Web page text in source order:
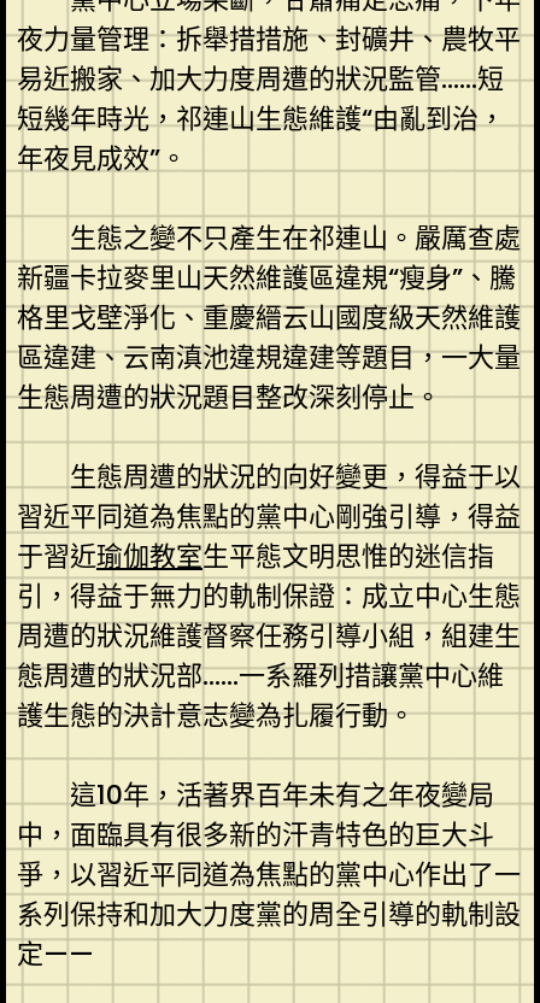
夜力量管理：拆舉措措施、封礦井、農牧平
易近搬家、加大力度周遭的狀況監管……短
短幾年時光，祁連山生態維護“由亂到治，
年夜見成效”。
生態之變不只產生在祁連山。嚴厲查處
新疆卡拉麥里山天然維護區違規“瘦身”、騰
格里戈壁淨化、重慶縉云山國度級天然維護
區違建、云南滇池違規違建等題目，一大量
生態周遭的狀況題目整改深刻停止。
生態周遭的狀況的向好變更，得益于以
習近平同道為焦點的黨中心剛強引導，得益
于習近瑜伽教室生平態文明思惟的迷信指
引，得益于無力的軌制保證：成立中心生態
周遭的狀況維護督察任務引導小組，組建生
態周遭的狀況部……一系羅列措讓黨中心維
護生態的決計意志變為扎履行動。
這10年，活著界百年未有之年夜變局
中，面臨具有很多新的汗青特色的巨大斗
爭，以習近平同道為焦點的黨中心作出了一
系列保持和加大力度黨的周全引導的軌制設
定——